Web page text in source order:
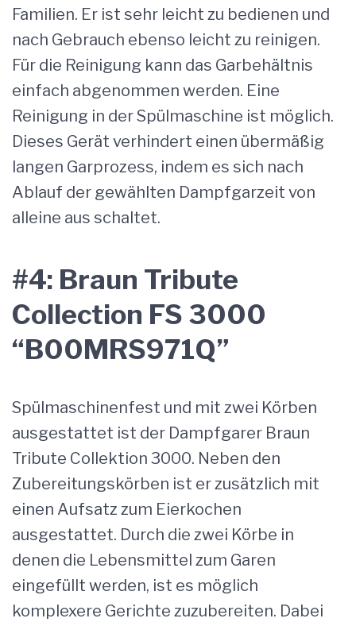
Familien. Er ist sehr leicht zu bedienen und
nach Gebrauch ebenso leicht zu reinigen.
Für die Reinigung kann das Garbehältnis
einfach abgenommen werden. Eine
Reinigung in der Spülmaschine ist möglich.
Dieses Gerät verhindert einen übermäßig
langen Garprozess, indem es sich nach
Ablauf der gewählten Dampfgarzeit von
alleine aus schaltet.
#4: Braun Tribute
Collection FS 3000
“B00MRS971Q”
Spülmaschinenfest und mit zwei Körben
ausgestattet ist der Dampfgarer Braun
Tribute Collektion 3000. Neben den
Zubereitungskörben ist er zusätzlich mit
einen Aufsatz zum Eierkochen
ausgestattet. Durch die zwei Körbe in
denen die Lebensmittel zum Garen
eingefüllt werden, ist es möglich
komplexere Gerichte zuzubereiten. Dabei